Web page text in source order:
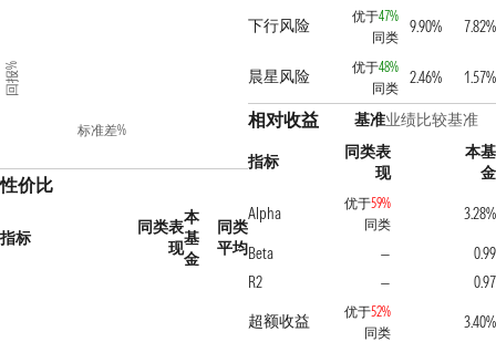
标准差%
回报%
性价比
指标
同类表
现
本
基
金
同类
平均
下行风险 优于47%
同类
9.90% 7.82%
晨星风险 优于48%
同类
2.46% 1.57%
相对收益 基准业绩比较基准
指标
同类表
现
本基
金
Alpha
优于59%
同类
3.28%
Beta
—
0.99
R2
—
0.97
超额收益
优于52%
同类
3.40%